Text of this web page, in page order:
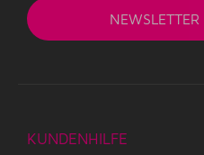
NEWSLETTER
KUNDENHILFE